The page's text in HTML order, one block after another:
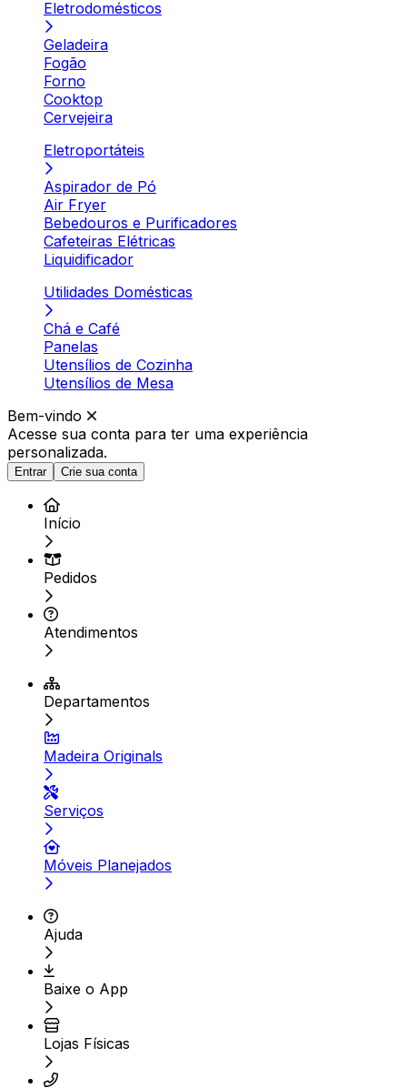
Eletrodomésticos
Geladeira
Fogão
Forno
Cooktop
Cervejeira
Eletroportáteis
Aspirador de Pó
Air Fryer
Bebedouros e Purificadores
Cafeteiras Elétricas
Liquidificador
Utilidades Domésticas
Chá e Café
Panelas
Utensílios de Cozinha
Utensílios de Mesa
Bem-vindo
Acesse sua conta para ter uma experiência
personalizada.
Entrar Crie sua conta
Início
Pedidos
Atendimentos
Departamentos
Madeira Originals
Serviços
Móveis Planejados
Ajuda
Baixe o App
Lojas Físicas